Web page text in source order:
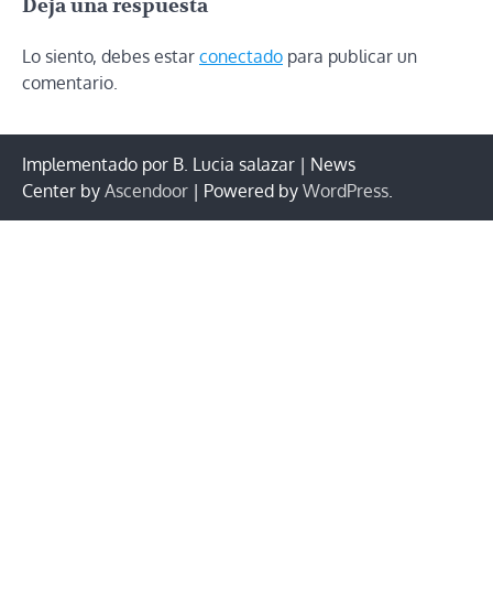
Deja una respuesta
Lo siento, debes estar conectado para publicar un
comentario.
Implementado por B. Lucia salazar | News
Center by Ascendoor | Powered by WordPress.